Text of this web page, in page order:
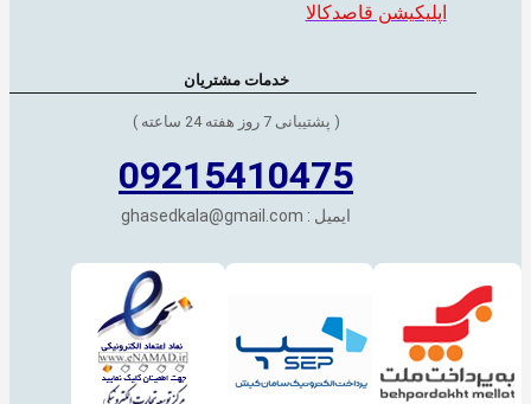
اپلیکیشن قاصدکالا
خدمات مشتریان
( پشتیبانی 7 روز هفته 24 ساعته )
09215410475
ایمیل : ghasedkala@gmail.com